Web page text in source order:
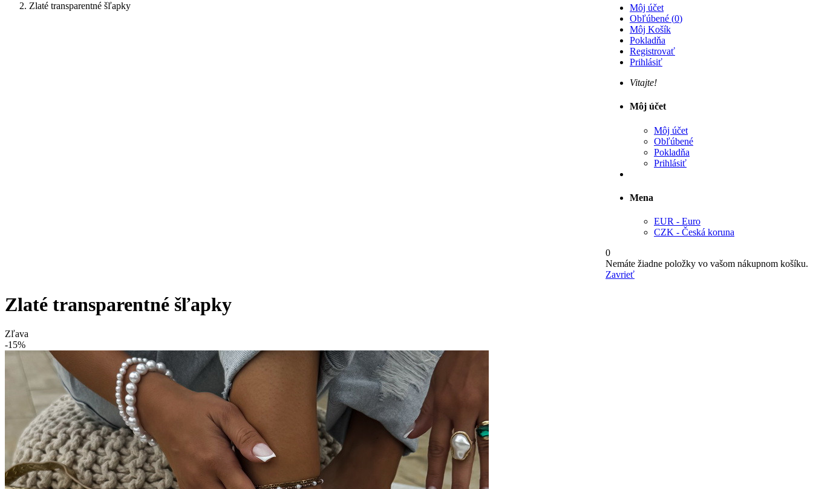
Môj účet
Obľúbené (0)
Môj Košík
Pokladňa
Registrovať
Prihlásiť
Vitajte!
Môj účet
Môj účet
Obľúbené
Pokladňa
Prihlásiť
Mena
EUR - Euro
CZK - Česká koruna
0
Nemáte žiadne položky vo vašom nákupnom košíku.
Zavrieť
Zlaté transparentné šľapky
Zlaté transparentné šľapky
Zľava
-15%